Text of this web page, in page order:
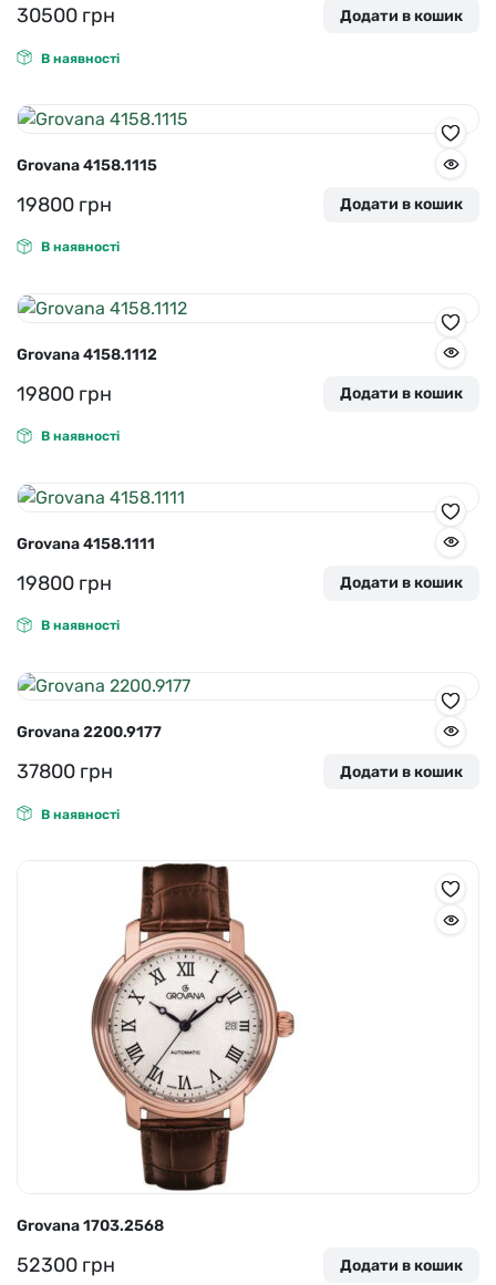
30500 грн Додати в кошик
В наявності
Grovana 4158.1115
19800 грн Додати в кошик
В наявності
Grovana 4158.1112
19800 грн Додати в кошик
В наявності
Grovana 4158.1111
19800 грн Додати в кошик
В наявності
Grovana 2200.9177
37800 грн Додати в кошик
В наявності
Grovana 1703.2568
52300 грн Додати в кошик